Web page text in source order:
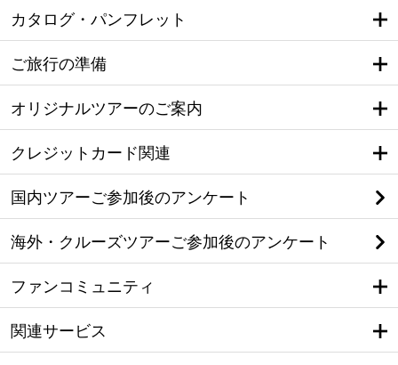
カタログ・パンフレット
ご旅行の準備
オリジナルツアーのご案内
クレジットカード関連
国内ツアーご参加後のアンケート
海外・クルーズツアーご参加後のアンケート
ファンコミュニティ
関連サービス